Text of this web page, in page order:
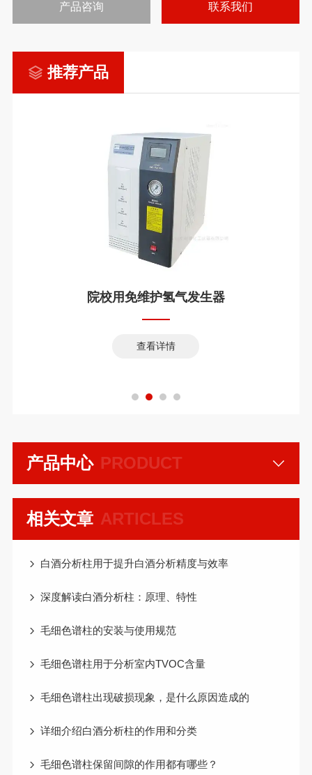
产品咨询 联系我们
推荐产品
院校用免维护氢气发生器
查看详情
PRODUCT
产品中心
ARTICLES
相关文章
白酒分析柱用于提升白酒分析精度与效率
深度解读白酒分析柱：原理、特性
毛细色谱柱的安装与使用规范
毛细色谱柱用于分析室内TVOC含量
毛细色谱柱出现破损现象，是什么原因造成的
详细介绍白酒分析柱的作用和分类
毛细色谱柱保留间隙的作用都有哪些？